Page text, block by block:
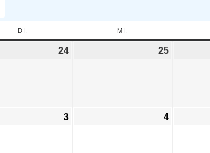
DI. MI.
24 25
3 4